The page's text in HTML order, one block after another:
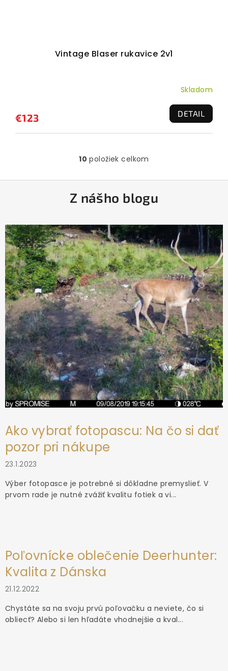
Vintage Blaser rukavice 2v1
Skladom
€123 DETAIL
O
l
d
i
e
p
r
v
k
y
v
ý
p
i
s
u
10 položiek celkom
ä
e
Z nášho blogu
Ako vybrať fotopascu: Na čo si dať
pozor pri nákupe
23.1.2023
Výber fotopasce je potrebné si dôkladne premyslieť. V
prvom rade je nutné zvážiť kvalitu fotiek a vi...
Poľovnícke oblečenie Deerhunter:
Kvalita z Dánska
21.12.2022
Chystáte sa na svoju prvú poľovačku a neviete, čo si
obliecť? Alebo si len hľadáte vhodnejšie a kval...